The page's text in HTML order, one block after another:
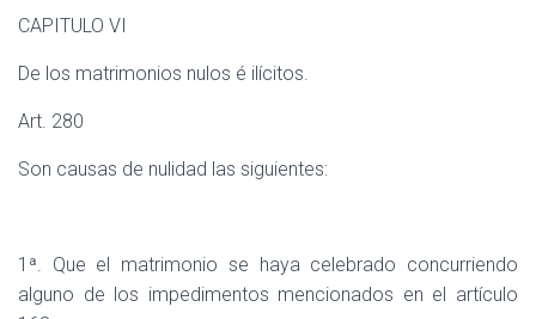
CAPITULO VI
De los matrimonios nulos é ilícitos.
Art. 280
Son causas de nulidad las siguientes:
1ª. Que el matrimonio se haya celebrado concurriendo
alguno de los impedimentos mencionados en el artículo